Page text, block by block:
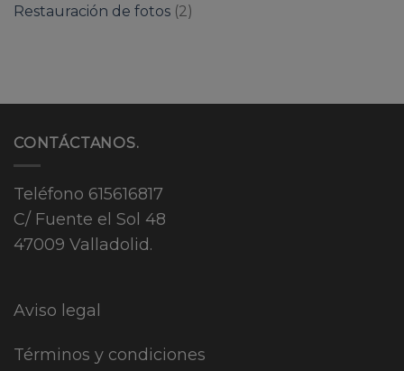
Restauración de fotos (2)
CONTÁCTANOS.
Teléfono 615616817
C/ Fuente el Sol 48
47009 Valladolid.
Aviso legal
Términos y condiciones